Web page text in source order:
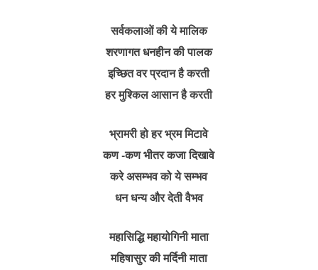
सर्वकलाओं की ये मालिक
शरणागत धनहीन की पालक
इच्छित वर प्रदान है करती
हर मुश्किल आसान है करती
भ्रामरी हो हर भ्रम मिटावे
कण -कण भीतर कजा दिखावे
करे असम्भव को ये सम्भव
धन धन्य और देती वैभव
महासिद्धि महायोगिनी माता
महिषासुर की मर्दिनी माता